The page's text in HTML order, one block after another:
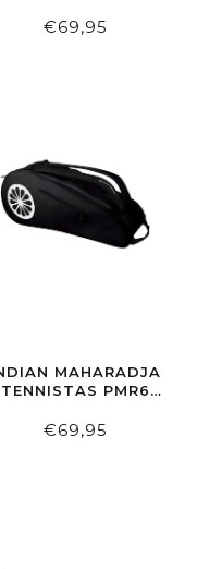
€69,95
MAHARADJA
TENNISTAS PMR6
€69,95